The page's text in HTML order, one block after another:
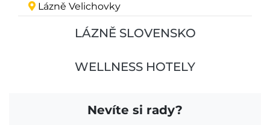
Lázně Velichovky
LÁZNĚ SLOVENSKO
WELLNESS HOTELY
Nevíte si rady?